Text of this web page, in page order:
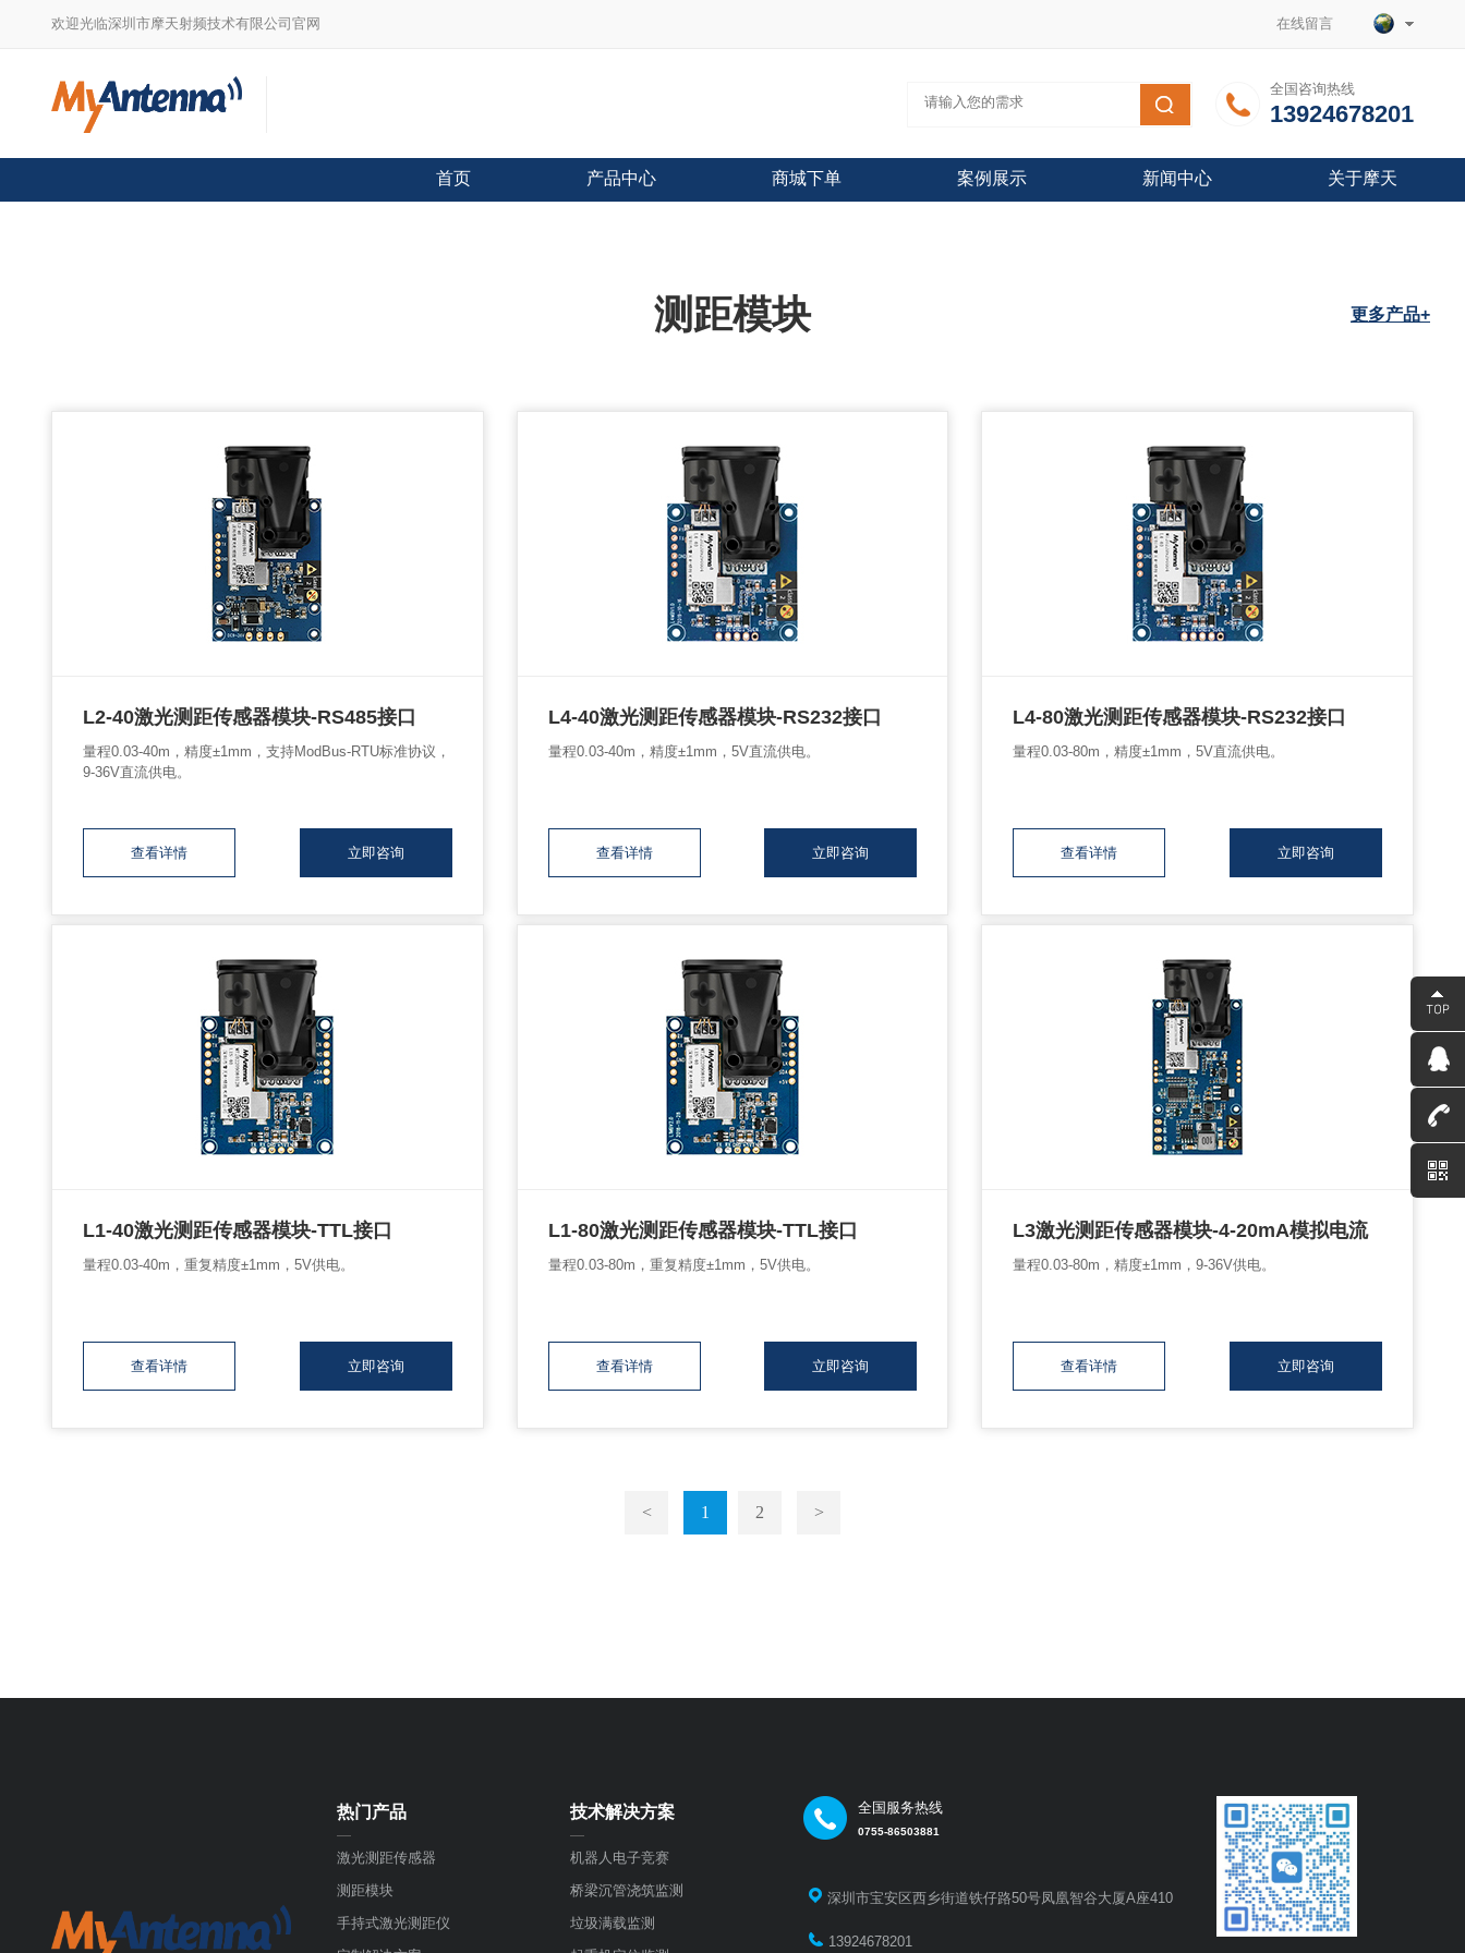
欢迎光临深圳市摩天射频技术有限公司官网 在线留言
全国咨询热线
13924678201
首页 产品中心 商城下单 案例展示 新闻中心 关于摩天
测距模块 更多产品+
L2-40激光测距传感器模块-RS485接口
量程0.03-40m，精度±1mm，支持ModBus-RTU标准协议，
9-36V直流供电。
查看详情 立即咨询
L4-40激光测距传感器模块-RS232接口
量程0.03-40m，精度±1mm，5V直流供电。
查看详情 立即咨询
L4-80激光测距传感器模块-RS232接口
量程0.03-80m，精度±1mm，5V直流供电。
查看详情 立即咨询
L1-40激光测距传感器模块-TTL接口
量程0.03-40m，重复精度±1mm，5V供电。
查看详情 立即咨询
L1-80激光测距传感器模块-TTL接口
量程0.03-80m，重复精度±1mm，5V供电。
查看详情 立即咨询
L3激光测距传感器模块-4-20mA模拟电流
量程0.03-80m，精度±1mm，9-36V供电。
查看详情 立即咨询
< 1 2 >
热门产品
—
激光测距传感器
测距模块
手持式激光测距仪
技术解决方案
—
机器人电子竞赛
桥梁沉管浇筑监测
垃圾满载监测
全国服务热线
0755-86503881
深圳市宝安区西乡街道铁仔路50号凤凰智谷大厦A座410
13924678201